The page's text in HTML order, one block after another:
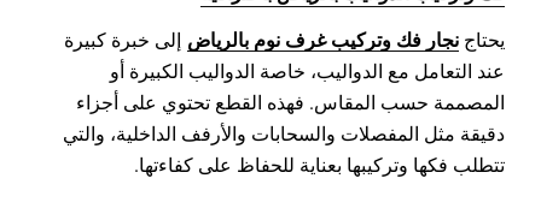
يحتاج نجار فك وتركيب غرف نوم بالرياض إلى خبرة كبيرة
عند التعامل مع الدواليب، خاصة الدواليب الكبيرة أو
المصممة حسب المقاس. فهذه القطع تحتوي على أجزاء
دقيقة مثل المفصلات والسحابات والأرفف الداخلية، والتي
تتطلب فكها وتركيبها بعناية للحفاظ على كفاءتها.